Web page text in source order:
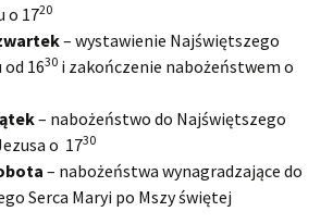
o 1720
– wystawienie Najświętszego
1630 i zakończenie nabożeństwem o
– nabożeństwo do Najświętszego
o 1730
– nabożeństwa wynagradzające do
Serca Maryi po Mszy świętej